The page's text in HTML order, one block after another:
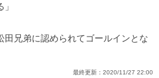
兄弟に認められてゴールインとな
最終更新： 2020/11/27 22:00